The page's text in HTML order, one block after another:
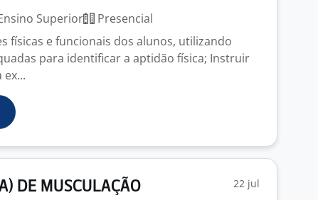
Superior
Presencial
físicas e funcionais dos alunos, utilizando
para identificar a aptidão física; Instruir
DE MUSCULAÇÃO 22 jul